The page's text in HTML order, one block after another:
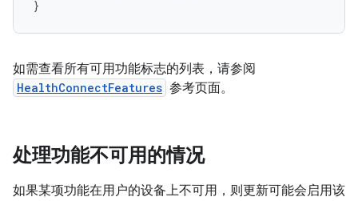
}
如需查看所有可用功能标志的列表，请参阅
HealthConnectFeatures 参考页面。
处理功能不可用的情况
如果某项功能在用户的设备上不可用，则更新可能会启用该